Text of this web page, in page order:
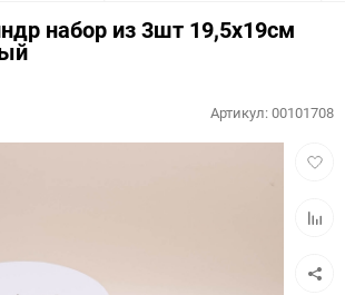
набор из 3шт 19,5х19см
Артикул:00101708